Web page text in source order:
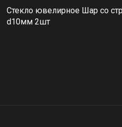
Стекло ювелирное Шар со
d10мм 2шт